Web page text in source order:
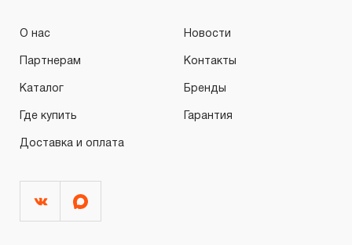
О нас Новости
Партнерам Контакты
Каталог Бренды
Где купить Гарантия
Доставка и оплата